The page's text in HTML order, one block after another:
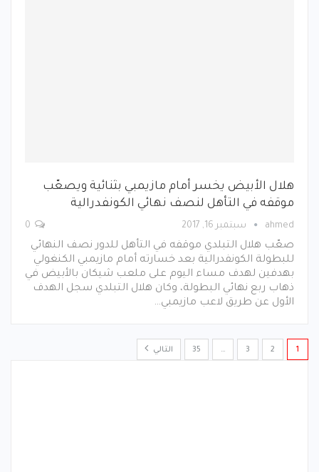
هلال الأبيض يخسر أمام مازيمبي بثنائية ويصعّب
موقفه في التأهل لنصف نهائي الكونفدرالية
ahmed سبتمبر 16, 2017
صعّب هلال التبلدي موقفه في التأهل للدور نصف النهائي
للبطولة الكونفدرالية بعد خسارته أمام مازيمبي الكنغولي
بهدفين لهدف مساء اليوم على ملعب شيكان بالأبيض في
ذهاب ربع نهائي البطولة، وكان هلال التبلدي سجل الهدف
الأول عن طريق لاعب مازيمبي…
1
2
3
…
35 التالي